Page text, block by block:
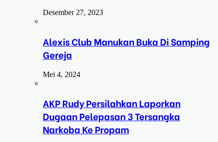
Desember 27, 2023
Alexis Club Manukan Buka Di Samping
Gereja
Mei 4, 2024
AKP Rudy Persilahkan Laporkan
Dugaan Pelepasan 3 Tersangka
Narkoba Ke Propam